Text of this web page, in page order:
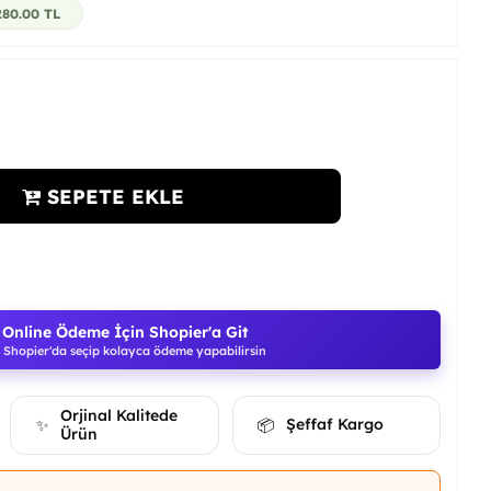
TL
SEPETE EKLE
Online Ödeme İçin Shopier'a Git
seçip kolayca ödeme yapabilirsin
✨
Orjinal Kalitede
Ürün
📦 Şeffaf Kargo